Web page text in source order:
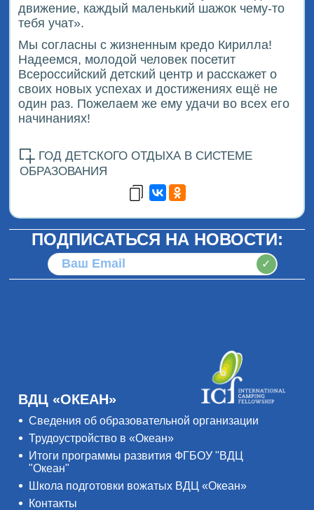
движение, каждый маленький шажок чему-то
тебя учат».
Мы согласны с жизненным кредо Кирилла!
Надеемся, молодой человек посетит
Всероссийский детский центр и расскажет о
своих новых успехах и достижениях ещё не
один раз. Пожелаем же ему удачи во всех его
начинаниях!
ГОД ДЕТСКОГО ОТДЫХА В СИСТЕМЕ
ОБРАЗОВАНИЯ
ПОДПИСАТЬСЯ НА НОВОСТИ:
✓
ВДЦ «ОКЕАН»
Сведения об образовательной организации
Трудоустройство в «Океан»
Итоги программы развития ФГБОУ "ВДЦ
"Океан"
Школа подготовки вожатых ВДЦ «Океан»
Контакты